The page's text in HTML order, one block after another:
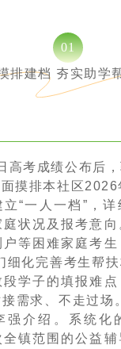
01
排建档 夯实助学
高考成绩公布后
摸排本社区
“一人一档”，
状况及报考意
等困难家庭考生
细化完善考生帮
学子的填报难点
需求、不走过场
强介绍。系统化
镇范围的公益辅